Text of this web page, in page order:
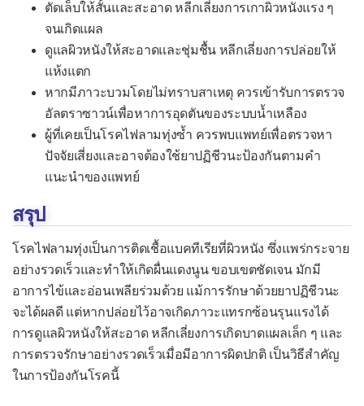
ฝีที่รังไข่
ฝีในปอด
ฝีในสมอง
ภาวะอาหารเป็นพิษ
จากแบคทีเรียเข้าเยื่อบุ
จากพิษในอาหาร
เยื่อบุตาอักเสบจากแบคทีเรีย
เยื่อบุโพรงหัวใจอักเสบ
เยื่อหุ้มสมองอักเสบจากแบคทีเรีย
ไส้ติ่งอักเสบ
ตัดเล็บให้สั้นและสะอาด หลีกเลี่ยงการเกาผิวหนังแรง ๆ
จนเกิดแผล
ดูแลผิวหนังให้สะอาดและชุ่มชื้น หลีกเลี่ยงการปล่อยให้
แห้งแตก
หากมีภาวะบวมโดยไม่ทราบสาเหตุ ควรเข้ารับการตรวจ
อัลตราซาวน์เพื่อหาการอุดตันของระบบน้ำเหลือง
ผู้ที่เคยเป็นโรคไฟลามทุ่งซ้ำ ควรพบแพทย์เพื่อตรวจหา
ปัจจัยเสี่ยงและอาจต้องใช้ยาปฏิชีวนะป้องกันตามคำ
แนะนำของแพทย์
สรุป
โรคไฟลามทุ่งเป็นการติดเชื้อแบคทีเรียที่ผิวหนัง ซึ่งแพร่กระจาย
อย่างรวดเร็วและทำให้เกิดผื่นแดงนูน ขอบเขตชัดเจน มักมี
อาการไข้และอ่อนเพลียร่วมด้วย แม้การรักษาด้วยยาปฏิชีวนะ
จะได้ผลดี แต่หากปล่อยไว้อาจเกิดภาวะแทรกซ้อนรุนแรงได้
การดูแลผิวหนังให้สะอาด หลีกเลี่ยงการเกิดบาดแผลเล็ก ๆ และ
การตรวจรักษาอย่างรวดเร็วเมื่อมีอาการผิดปกติ เป็นวิธีสำคัญ
ในการป้องกันโรคนี้